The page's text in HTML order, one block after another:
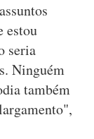
estou
seria
Ninguém
também